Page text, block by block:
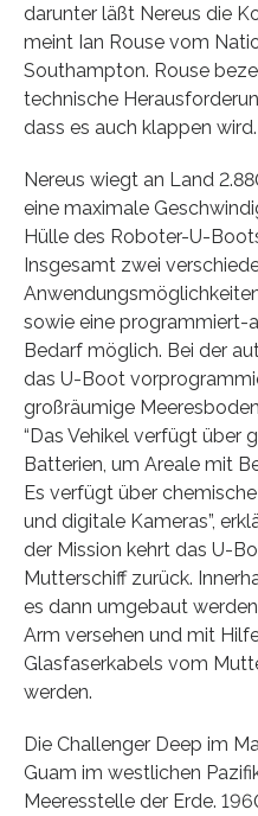
darunter läßt Nereus die
meint Ian Rouse vom
Southampton. Rouse
technische
dass es auch klappen wird.
Nereus wiegt an Land
eine maximale
Hülle des Roboter-U-
Insgesamt zwei
sowie eine programmiert-
Bedarf möglich. Bei der
das U-Boot
großräumige
“Das Vehikel verfügt über
Batterien, um Areale mit
Es verfügt über
und digitale Kameras”,
der Mission kehrt das U-
Mutterschiff zurück.
es dann umgebaut
Arm versehen und mit
Glasfaserkabels vom
werden.
Die Challenger Deep im
Guam im westlichen
Meeresstelle der Erde.